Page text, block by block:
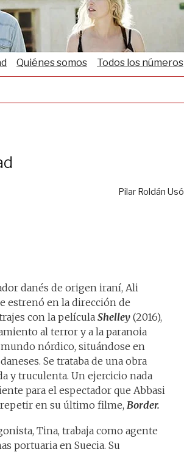
Quiénes somos Todos los números
Pilar Roldán Usó
danés de origen iraní, Ali
estrenó en la dirección de
con la película Shelley (2016),
al terror y a la paranoia
nórdico, situándose en
Se trataba de una obra
y truculenta. Un ejercicio nada
para el espectador que Abbasi
en su último filme, Border.
Tina, trabaja como agente
portuaria en Suecia. Su